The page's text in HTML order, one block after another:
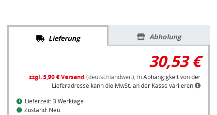
Lieferung Abholung
30,53 €
zzgl. 5,90 € Versand (deutschlandweit), In Abhängigkeit von der
Lieferadresse kann die MwSt. an der Kasse variieren.
Lieferzeit: 3 Werktage
Zustand: Neu